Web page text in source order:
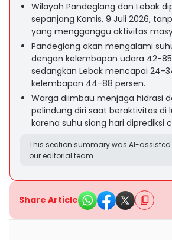
Wilayah Pandeglang dan Lebak
sepanjang Kamis, 9 Juli 2026,
yang mengganggu aktivitas
Pandeglang akan mengalami
dengan kelembapan udara 42-
sedangkan Lebak mencapai 24-
kelembapan 44-88 persen.
Warga diimbau menjaga hidrasi
pelindung diri saat beraktivitas di
karena suhu siang hari diprediksi
This section summary was AI-
our editorial team.
Share Article